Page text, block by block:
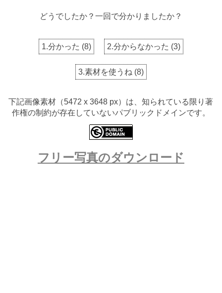
どうでしたか？一回で分かりましたか？
1.分かった (8) 2.分からなかった (3)
3.素材を使うね (8)
下記画像素材（5472 x 3648 px）は、知られている限り著
作権の制約が存在していないパブリックドメインです。
フリー写真のダウンロード